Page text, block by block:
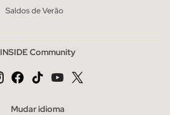
Saldos de Verão
INSIDE Community
Mudar idioma